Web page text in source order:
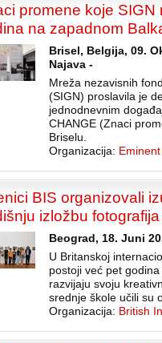
promene koje SIGN
na zapadnom
Brisel, Belgija, 09.
Najava -
Mreža nezavisnih
(SIGN) proslavila je
jednodnevnim
CHANGE (Znaci
Briselu.
Organizacija:
BIS organizovali
izložbu fotografija
Beograd, 18. Juni
U Britanskoj
postoji već pet
razvijaju svoju
srednje škole učili su
Organizacija: British